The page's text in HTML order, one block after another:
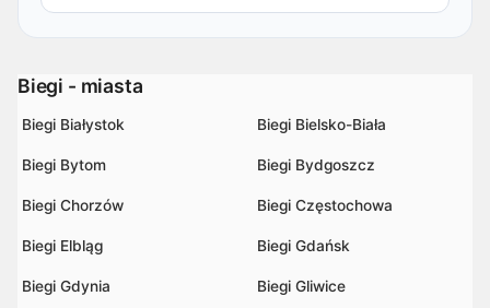
Biegi - miasta
Biegi Białystok Biegi Bielsko-Biała
Biegi Bytom Biegi Bydgoszcz
Biegi Chorzów Biegi Częstochowa
Biegi Elbląg Biegi Gdańsk
Biegi Gdynia Biegi Gliwice